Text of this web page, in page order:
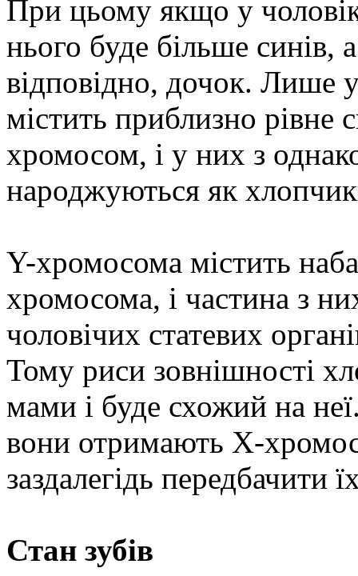
При цьому якщо у
нього буде більше синів,
відповідно, дочок. Лише
містить приблизно рівне
хромосом, і у них з
народжуються як
Y-хромосома містить
хромосома, і частина з
чоловічих статевих
Тому риси зовнішності
мами і буде схожий на
вони отримають Х-
заздалегідь передбачити
Стан зубів